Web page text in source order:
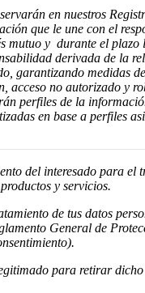
en nuestros
que le une con el
mutuo y durante el plazo
derivada de la
garantizando medidas
acceso no autorizado y
perfiles de la
en base a perfiles
del interesado para el
y servicios.
de tus datos
General de
para retirar dicho